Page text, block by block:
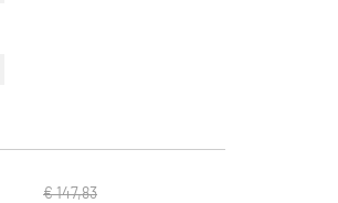
€ 147,83